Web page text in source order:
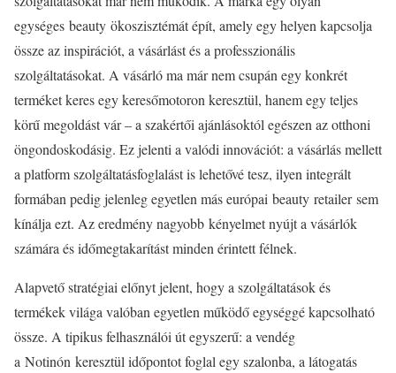
egységes beauty ökoszisztémát épít, amely egy helyen kapcsolja
össze az inspirációt, a vásárlást és a professzionális
szolgáltatásokat. A vásárló ma már nem csupán egy konkrét
terméket keres egy keresőmotoron keresztül, hanem egy teljes
körű megoldást vár – a szakértői ajánlásoktól egészen az otthoni
öngondoskodásig. Ez jelenti a valódi innovációt: a vásárlás mellett
a platform szolgáltatásfoglalást is lehetővé tesz, ilyen integrált
formában pedig jelenleg egyetlen más európai beauty retailer sem
kínálja ezt. Az eredmény nagyobb kényelmet nyújt a vásárlók
számára és időmegtakarítást minden érintett félnek.
Alapvető stratégiai előnyt jelent, hogy a szolgáltatások és
termékek világa valóban egyetlen működő egységgé kapcsolható
össze. A tipikus felhasználói út egyszerű: a vendég
a Notinón keresztül időpontot foglal egy szalonba, a látogatás